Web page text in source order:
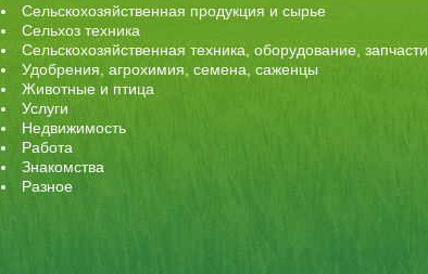
Сельскохозяйственная продукция и сырье
Сельхоз техника
Сельскохозяйственная техника, оборудование, запчасти
Удобрения, агрохимия, семена, саженцы
Животные и птица
Услуги
Недвижимость
Работа
Знакомства
Разное